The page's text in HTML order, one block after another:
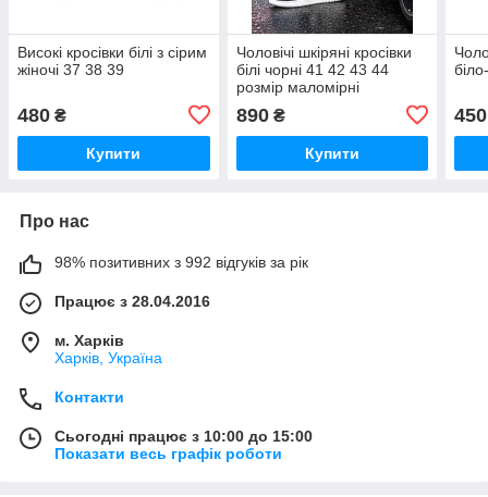
Високі кросівки білі з сірим
жіночі 37 38 39
480 ₴
Купити
Чоловічі шкіряні кросівки
білі чорні 41 42 43 44
розмір маломірні
890₴
Купити
450
Про нас
98% позитивних з 992 відгуків за рік
Працює з 28.04.2016
м. Харків
Харків, Україна
Контакти
Сьогодні працює з 10:00 до 15:00
Показати весь графік роботи